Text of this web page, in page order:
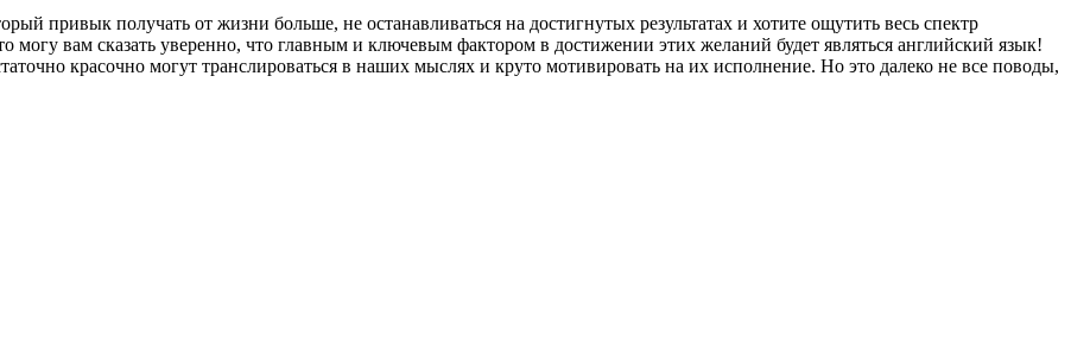
привык получать от жизни больше, не останавливаться на достигнутых результатах и хотите ощутить весь спектр
могу вам сказать уверенно, что главным и ключевым фактором в достижении этих желаний будет являться английский язык!
красочно могут транслироваться в наших мыслях и круто мотивировать на их исполнение. Но это далеко не все поводы,